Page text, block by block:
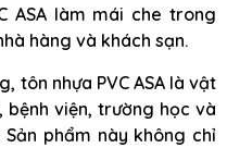
ASA làm mái che trong
hàng và khách sạn.
tôn nhựa PVC ASA là vật
viện, trường học và
phẩm này không chỉ